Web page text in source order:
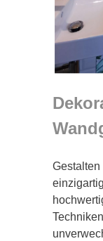
Gestalten